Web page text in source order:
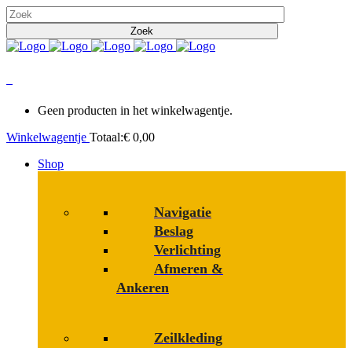
Geen producten in het winkelwagentje.
Winkelwagentje Totaal:€ 0,00
Shop
Navigatie
Beslag
Verlichting
Afmeren &
Ankeren
Zeilkleding